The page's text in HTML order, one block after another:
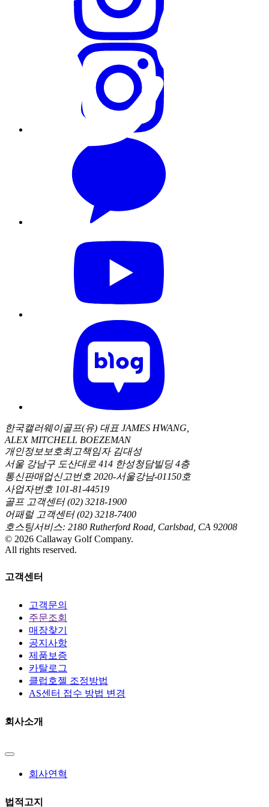
한국캘러웨이골프(유) 대표 JAMES HWANG,
ALEX MITCHELL BOEZEMAN
개인정보보호최고책임자 김대성
서울 강남구 도산대로 414 한성청담빌딩 4층
통신판매업신고번호 2020-서울강남-01150호
사업자번호 101-81-44519
골프 고객센터 (02) 3218-1900
어패럴 고객센터 (02) 3218-7400
호스팅서비스: 2180 Rutherford Road, Carlsbad, CA 92008
© 2026 Callaway Golf Company.
All rights reserved.
고객센터
고객문의
주문조회
매장찾기
공지사항
제품보증
카탈로그
클럽호젤 조정방법
AS센터 접수 방법 변경
회사소개
회사연혁
법적고지